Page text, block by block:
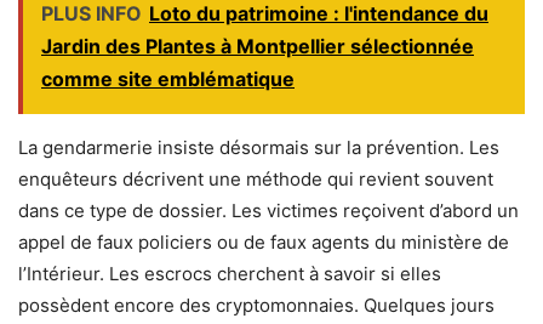
PLUS INFO Loto du patrimoine : l'intendance du
Jardin des Plantes à Montpellier sélectionnée
comme site emblématique
La gendarmerie insiste désormais sur la prévention. Les
enquêteurs décrivent une méthode qui revient souvent
dans ce type de dossier. Les victimes reçoivent d’abord un
appel de faux policiers ou de faux agents du ministère de
l’Intérieur. Les escrocs cherchent à savoir si elles
possèdent encore des cryptomonnaies. Quelques jours